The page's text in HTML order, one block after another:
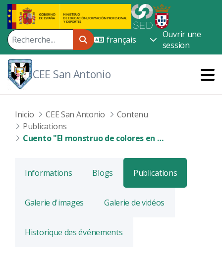
Saut au contenu principal
Ouvrir une
session
CEE San Antonio
Inicio CEE San Antonio
Contenu
Publications
Cuento "El monstruo de colores en invierno"
Informations Blogs Publications
Galerie d'images Galerie de vidéos
Historique des événements